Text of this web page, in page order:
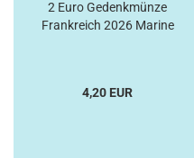
2 Euro Gedenkmünze
Frankreich 2026 Marine
4,20 EUR